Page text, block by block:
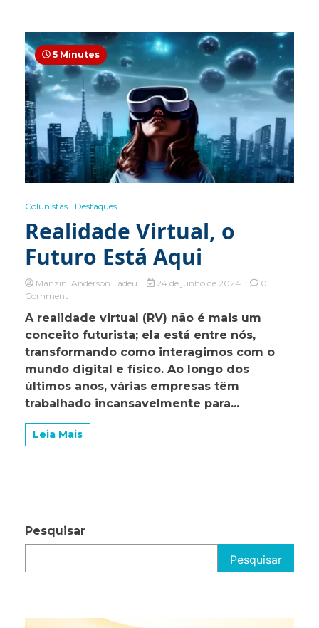
5 Minutes
Colunistas Destaques
Realidade Virtual, o
Futuro Está Aqui
Manzini Anderson Tadeu 24 de junho de 2024
0
Comment
Virtual,
o
Está
Aqui
A realidade virtual (RV) não é mais um
conceito futurista; ela está entre nós,
transformando como interagimos com o
mundo digital e físico. Ao longo dos
últimos anos, várias empresas têm
trabalhado incansavelmente para...
Leia Mais
Pesquisar
Pesquisar